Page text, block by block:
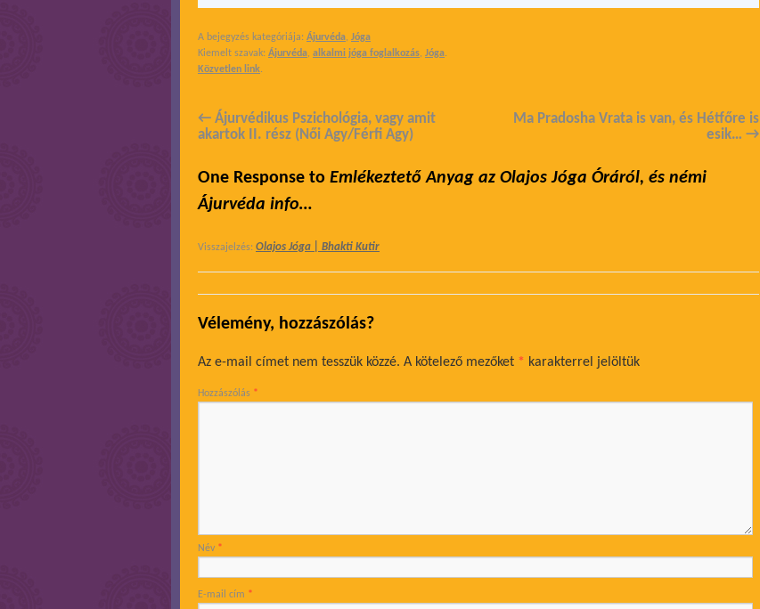
A bejegyzés kategóriája: Ájurvéda, Jóga
Kiemelt szavak: Ájurvéda, alkalmi jóga foglalkozás, Jóga.
Közvetlen link.
← Ájurvédikus Pszichológia, vagy amit
akartok II. rész (Női Agy/Férfi Agy)
Ma Pradosha Vrata is van, és Hétfőre is
esik… →
One Response to Emlékeztető Anyag az Olajos Jóga Óráról, és némi
Ájurvéda info…
Visszajelzés: Olajos Jóga | Bhakti Kutir
Vélemény, hozzászólás?
Az e-mail címet nem tesszük közzé. A kötelező mezőket * karakterrel jelöltük
Hozzászólás *
Név *
E-mail cím *